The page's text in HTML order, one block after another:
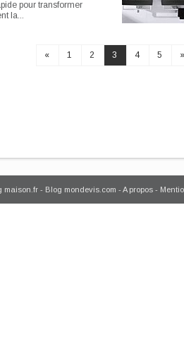
pour transformer
la...
« 1 2 3 4 5
maison.fr - Blog mondevis.com - A propos -